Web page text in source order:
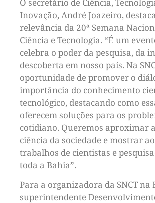
Inovação, André Joazeiro,
relevância da 20ª Semana
Ciência e Tecnologia. “É um
celebra o poder da pesquisa, da
descoberta em nosso país. Na
oportunidade de promover o
importância do conhecimento
tecnológico, destacando como
oferecem soluções para os
cotidiano. Queremos aproximar
ciência da sociedade e mostrar
trabalhos de cientistas e
toda a Bahia”.
Para a organizadora da SNCT na
superintendente